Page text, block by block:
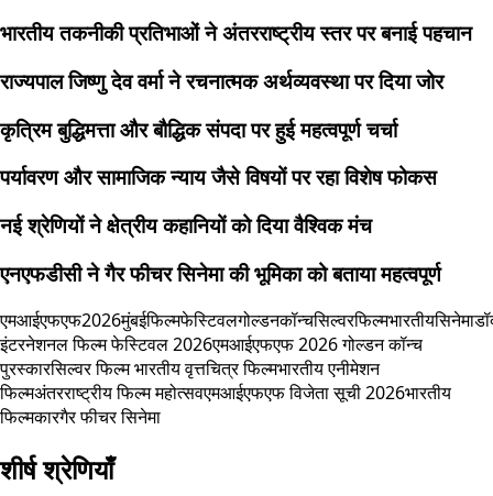
भारतीय तकनीकी प्रतिभाओं ने अंतरराष्ट्रीय स्तर पर बनाई पहचान
राज्यपाल जिष्णु देव वर्मा ने रचनात्मक अर्थव्यवस्था पर दिया जोर
कृत्रिम बुद्धिमत्ता और बौद्धिक संपदा पर हुई महत्वपूर्ण चर्चा
पर्यावरण और सामाजिक न्याय जैसे विषयों पर रहा विशेष फोकस
नई श्रेणियों ने क्षेत्रीय कहानियों को दिया वैश्विक मंच
एनएफडीसी ने गैर फीचर सिनेमा की भूमिका को बताया महत्वपूर्ण
एमआईएफएफ2026मुंबईफिल्मफेस्टिवलगोल्डनकॉन्चसिल्वरफिल्मभारतीयसिनेमा
इंटरनेशनल फिल्म फेस्टिवल 2026एमआईएफएफ 2026 गोल्डन कॉन्च
पुरस्कारसिल्वर फिल्म भारतीय वृत्तचित्र फिल्मभारतीय एनीमेशन
फिल्मअंतरराष्ट्रीय फिल्म महोत्सवएमआईएफएफ विजेता सूची 2026भारतीय
फिल्मकारगैर फीचर सिनेमा
शीर्ष श्रेणियाँ